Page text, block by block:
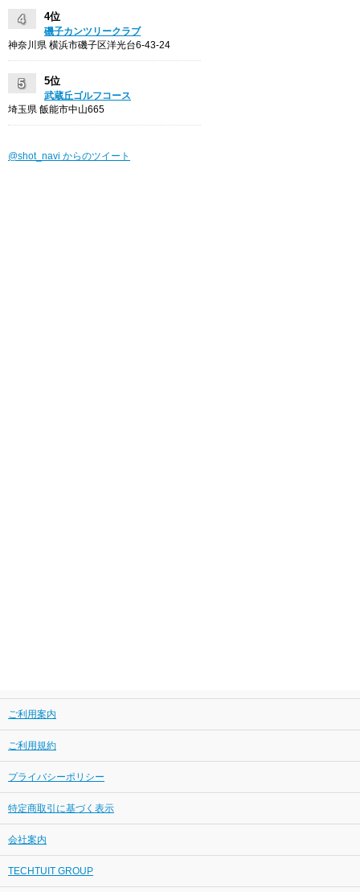
4位
磯子カンツリークラブ
神奈川県 横浜市磯子区洋光台6-43-24
5位
武蔵丘ゴルフコース
埼玉県 飯能市中山665
@shot_navi からのツイート
ご利用案内
ご利用規約
プライバシーポリシー
特定商取引に基づく表示
会社案内
TECHTUIT GROUP